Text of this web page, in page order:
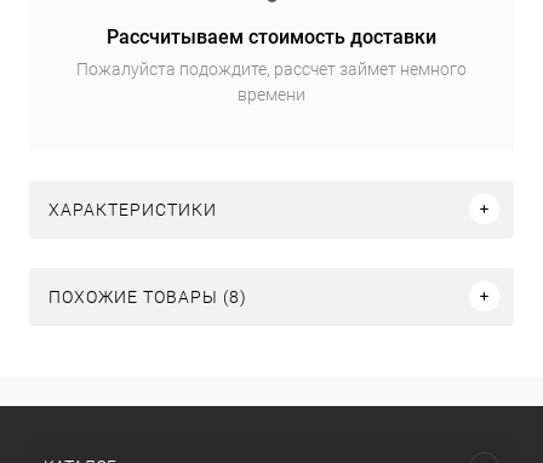
Рассчитываем стоимость доставки
Пожалуйста подождите, рассчет займет немного
времени
ХАРАКТЕРИСТИКИ
ПОХОЖИЕ ТОВАРЫ (8)